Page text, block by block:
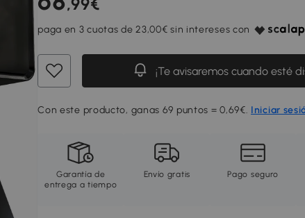
paga en 3 cuotas de 23,00€ sin intereses con
¡Te avisaremos cuando esté
Con este producto, ganas 69 puntos = 0,69€. Iniciar
Garantía de
entrega a tiempo
Envío gratis Pago seguro